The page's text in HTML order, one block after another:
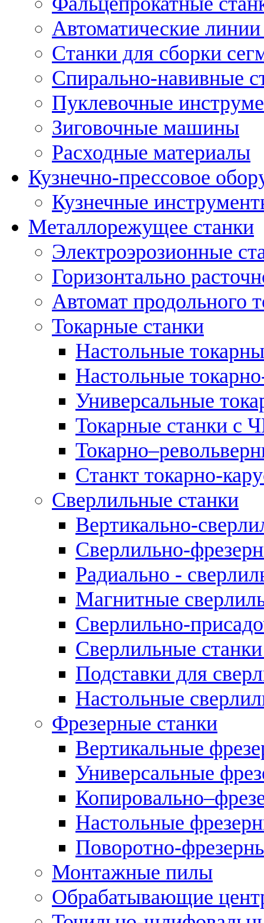
Автоматические линии
Станки для сборки
Спирально-навивные
Пуклевочные
Зиговочные машины
Расходные материалы
Кузнечно-прессовое
Кузнечные
Металлорежущее станки
Электроэрозионные
Горизонтально
Автомат продольного
Токарные станки
Настольные
Настольные
Универсальные
Токарные станки с
Станкт токарно-
Сверлильные станки
Вертикально-
Сверлильно-
Радиально -
Магнитные
Сверлильно-
Сверлильные
Подставки для
Настольные
Фрезерные станки
Вертикальные
Универсальные
Настольные
Поворотно-
Монтажные пилы
Обрабатывающие